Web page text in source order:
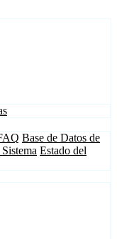
Base de Datos de
Estado del